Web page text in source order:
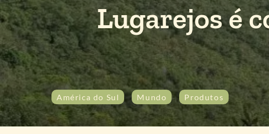
Lugarejos é
América do Sul Mundo Produtos